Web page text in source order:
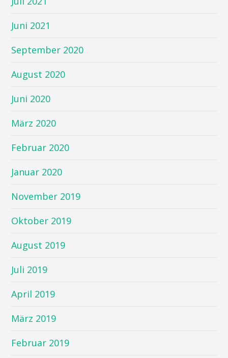
Juni 2021
September 2020
August 2020
Juni 2020
März 2020
Februar 2020
Januar 2020
November 2019
Oktober 2019
August 2019
Juli 2019
April 2019
März 2019
Februar 2019